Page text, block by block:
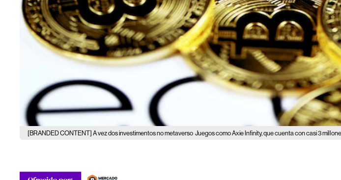
[BRANDED CONTENT] A vez dos investimentos no metaverso Juegos como Axie Infinity, que cuenta con casi 3